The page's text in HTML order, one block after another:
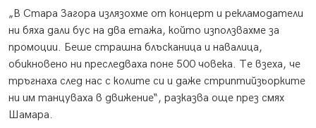
„В Стара Загора излязохме от концерт и рекламодатели
ни бяха дали бус на два етажа, който използвахме за
промоции. Беше страшна блъсканица и навалица,
обикновено ни преследваха поне 500 човека. Те взеха, че
тръгнаха след нас с колите си и даже стриптийзьорките
ни им танцуваха в движение“, разказва още през смях
Шамара.